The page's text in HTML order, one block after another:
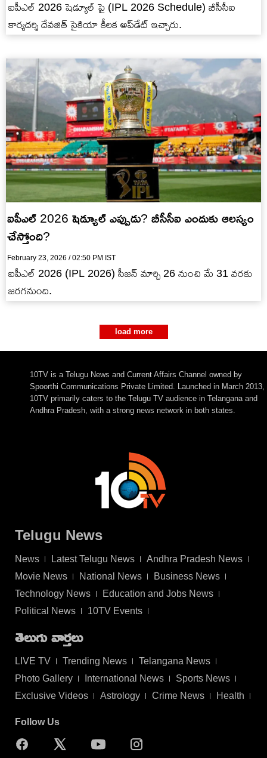
ఐపీఎల్ 2026 షెడ్యూల్ పై (IPL 2026 Schedule) బీసీసీఐ
కార్య‌ద‌ర్శి దేవ‌జిత్ సైకియా కీల‌క అప్‌డేట్ ఇచ్చారు.
ఐపీఎల్ 2026 షెడ్యూల్ ఎప్పుడు? బీసీసీఐ ఎందుకు ఆల‌స్యం
చేస్తోంది?
February 23, 2026 / 02:50 PM IST
ఐపీఎల్ 2026 (IPL 2026) సీజ‌న్ మార్చి 26 నుంచి మే 31 వ‌ర‌కు
జ‌ర‌గ‌నుంది.
load more
10TV is a Telugu News and Current Affairs Channel owned by
Spoorthi Communications Private Limited. Launched in March 2013,
10TV primarily caters to the Telugu TV audience in Telangana and
Andhra Pradesh, with a strong news network in both states.
Telugu News
News Latest Telugu News
Andhra Pradesh News
Movie News
National News
Business News
Technology News
Education and Jobs News
Political News
10TV Events
తెలుగు వార్తలు
LIVE TV Trending News
Telangana News
Photo Gallery
International News
Sports News
Exclusive Videos
Astrology Crime News Health
Follow Us